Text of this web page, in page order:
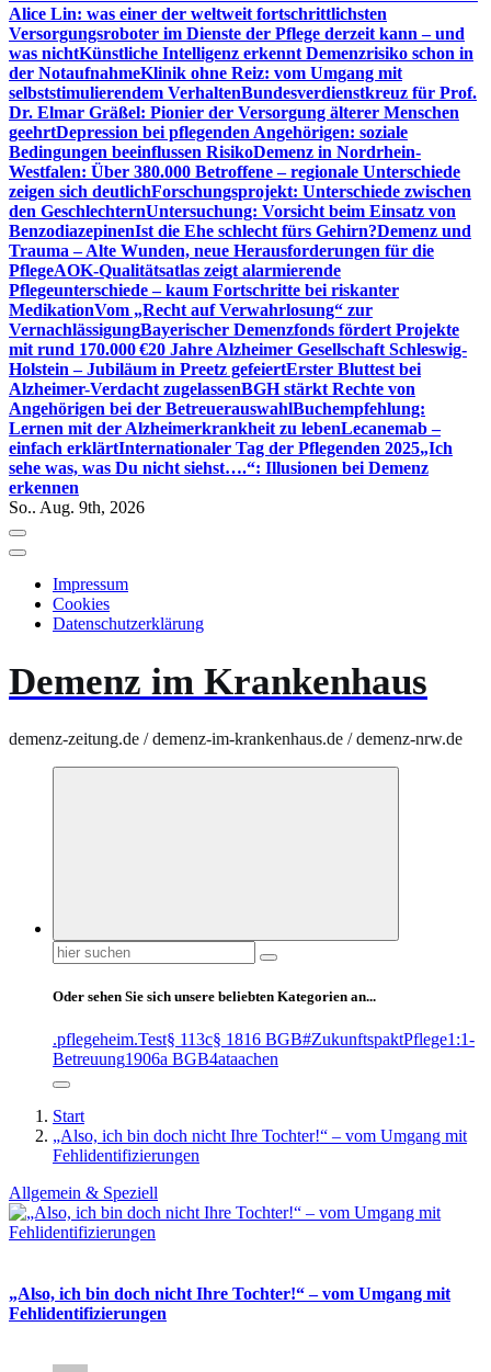
Alice Lin: was einer der weltweit fortschrittlichsten
Versorgungsroboter im Dienste der Pflege derzeit kann – und
was nichtKünstliche Intelligenz erkennt Demenzrisiko schon in
der NotaufnahmeKlinik ohne Reiz: vom Umgang mit
selbststimulierendem VerhaltenBundesverdienstkreuz für Prof.
Dr. Elmar Gräßel: Pionier der Versorgung älterer Menschen
geehrtDepression bei pflegenden Angehörigen: soziale
Bedingungen beeinflussen RisikoDemenz in Nordrhein-
Westfalen: Über 380.000 Betroffene – regionale Unterschiede
zeigen sich deutlichForschungsprojekt: Unterschiede zwischen
den GeschlechternUntersuchung: Vorsicht beim Einsatz von
BenzodiazepinenIst die Ehe schlecht fürs Gehirn?Demenz und
Trauma – Alte Wunden, neue Herausforderungen für die
PflegeAOK-Qualitätsatlas zeigt alarmierende
Pflegeunterschiede – kaum Fortschritte bei riskanter
MedikationVom „Recht auf Verwahrlosung“ zur
VernachlässigungBayerischer Demenzfonds fördert Projekte
mit rund 170.000 €20 Jahre Alzheimer Gesellschaft Schleswig-
Holstein – Jubiläum in Preetz gefeiertErster Bluttest bei
Alzheimer-Verdacht zugelassenBGH stärkt Rechte von
Angehörigen bei der BetreuerauswahlBuchempfehlung:
Lernen mit der Alzheimerkrankheit zu lebenLecanemab –
einfach erklärtInternationaler Tag der Pflegenden 2025„Ich
sehe was, was Du nicht siehst….“: Illusionen bei Demenz
erkennen
So.. Aug. 9th, 2026
Impressum
Cookies
Datenschutzerklärung
Demenz im Krankenhaus
demenz-zeitung.de / demenz-im-krankenhaus.de / demenz-nrw.de
Suchen
nach:
Oder sehen Sie sich unsere beliebten Kategorien an...
.pflegeheim.Test§ 113c§ 1816 BGB#ZukunftspaktPflege1:1-
Betreuung1906a BGB4ataachen
Start
„Also, ich bin doch nicht Ihre Tochter!“ – vom Umgang mit
Fehlidentifizierungen
Allgemein & Speziell
„Also, ich bin doch nicht Ihre Tochter!“ – vom Umgang mit
Fehlidentifizierungen